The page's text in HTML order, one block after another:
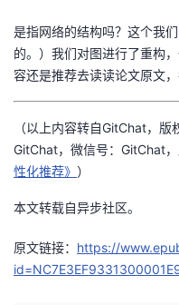
是指网络的结构吗？这个我
的。）我们对图进行了重构
容还是推荐去读读论文原文
（以上内容转自GitChat，
GitChat，微信号：GitChat，
性化推荐》 ）
本文转载自异步社区。
原文链接： https://